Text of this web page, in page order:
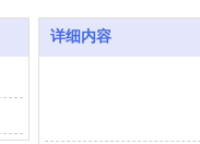
详细内容